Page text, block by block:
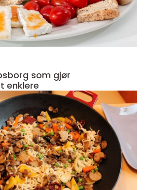
som gjør
enklere